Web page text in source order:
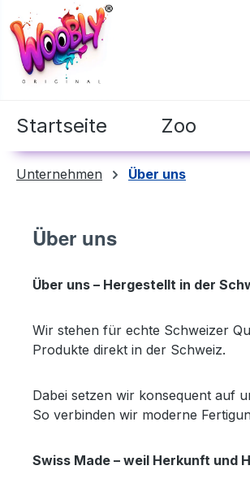
Zur Hauptnavigation
Startseite Zoo
Unternehmen Über uns
Über uns
Über uns – Hergestellt in der
Wir stehen für echte Schweizer
Produkte direkt in der Schweiz.
Dabei setzen wir konsequent auf
So verbinden wir moderne
Swiss Made – weil Herkunft und